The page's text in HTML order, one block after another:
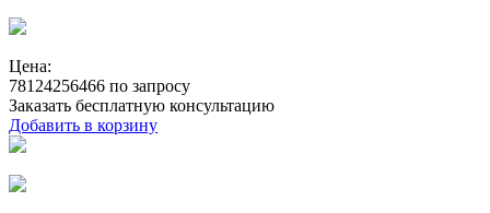
Цена:
78124256466 по запросу
Заказать бесплатную консультацию
Добавить в корзину